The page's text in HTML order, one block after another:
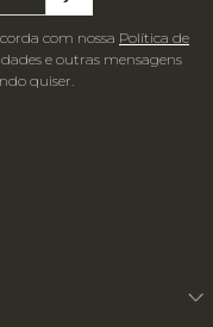
com nossa Política de
e outras mensagens
quiser.